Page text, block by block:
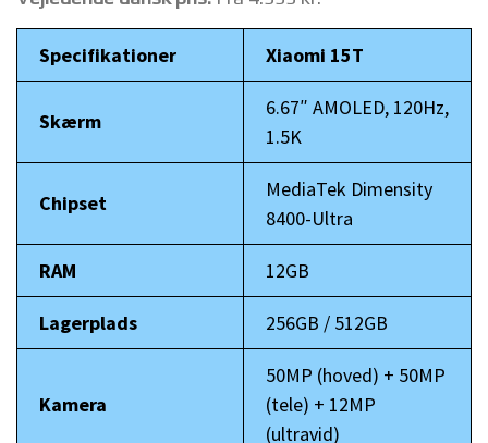
Specifikationer Xiaomi 15T
Skærm
6.67″ AMOLED, 120Hz,
1.5K
Chipset
MediaTek Dimensity
8400-Ultra
RAM 12GB
Lagerplads 256GB / 512GB
Kamera
50MP (hoved) + 50MP
(tele) + 12MP
(ultravid)